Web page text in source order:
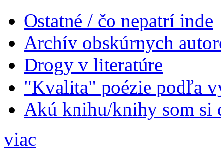
Ostatné / čo nepatrí inde
Archív obskúrnych
Drogy v literatúre
"Kvalita" poézie podľa
Akú knihu/knihy som si
viac